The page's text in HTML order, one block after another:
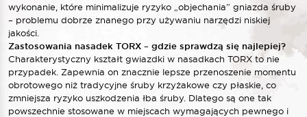
wykonanie, które minimalizuje ryzyko „objechania” gniazda śruby
– problemu dobrze znanego przy używaniu narzędzi niskiej
jakości.
Zastosowania nasadek TORX – gdzie sprawdzą się najlepiej?
Charakterystyczny kształt gwiazdki w nasadkach TORX to nie
przypadek. Zapewnia on znacznie lepsze przenoszenie momentu
obrotowego niż tradycyjne śruby krzyżakowe czy płaskie, co
zmniejsza ryzyko uszkodzenia łba śruby. Dlatego są one tak
powszechnie stosowane w miejscach wymagających pewnego i